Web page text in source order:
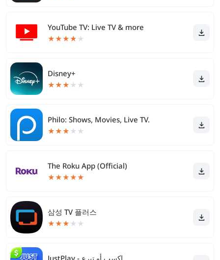
YouTube TV: Live TV & more
★★★★ ★
Disney+
★★★ ★ ★
Philo: Shows, Movies, Live TV.
★★★ ★ ★
The Roku App (Official)
★★★★★
삼성 TV 플러스
★★★ ★ ★
JustPlay - اكسب أو تبرع